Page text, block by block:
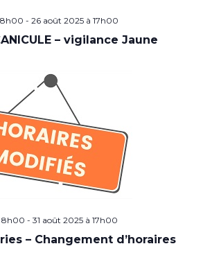
8h00 - 26 août 2025 à 17h00
– vigilance Jaune
8h00 - 31 août 2025 à 17h00
– Changement d’horaires